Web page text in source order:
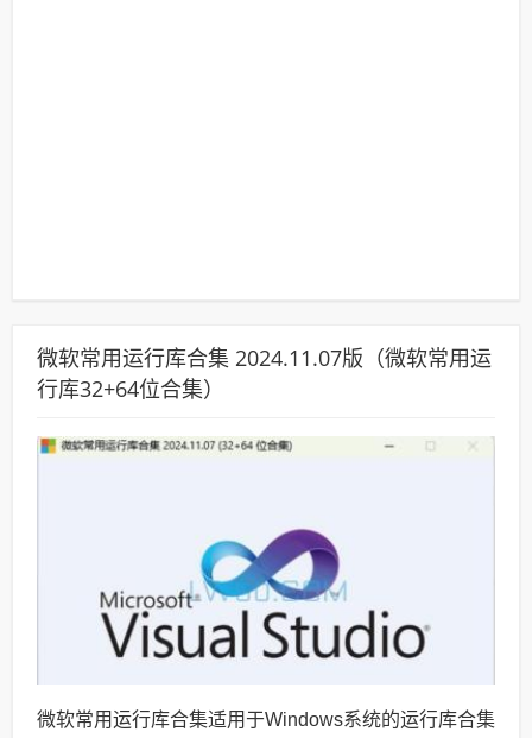
微软常用运行库合集 2024.11.07版（微软常用运
行库32+64位合集）
微软常用运行库合集适用于Windows系统的运行库合集